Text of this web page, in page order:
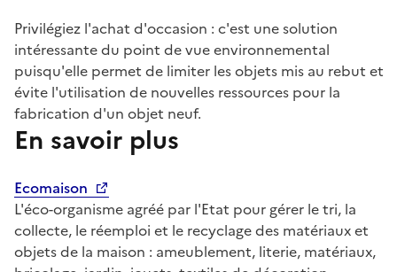
Privilégiez l'achat d'occasion : c'est une solution
intéressante du point de vue environnemental
puisqu'elle permet de limiter les objets mis au rebut et
évite l'utilisation de nouvelles ressources pour la
fabrication d'un objet neuf.
En savoir plus
Ecomaison
L'éco-organisme agréé par l'Etat pour gérer le tri, la
collecte, le réemploi et le recyclage des matériaux et
objets de la maison : ameublement, literie, matériaux,